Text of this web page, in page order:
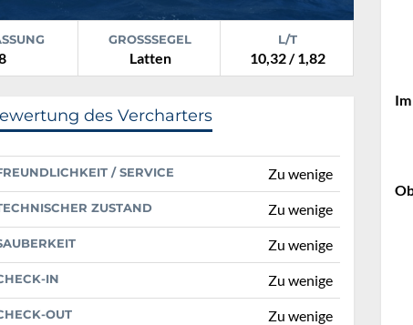
GROSSSEGEL
Latten
L/T
10,32 / 1,82
des Vercharters
/ SERVICE Zu wenige
ZUSTAND Zu wenige
Zu wenige
IN Zu wenige
OUT Zu wenige